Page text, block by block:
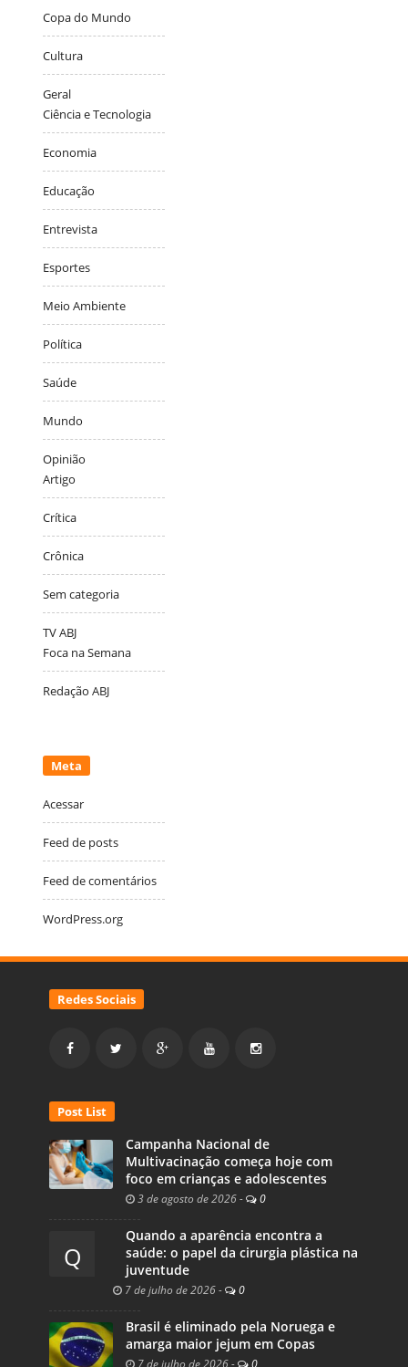
Copa do Mundo
Cultura
Geral
Ciência e Tecnologia
Economia
Educação
Entrevista
Esportes
Meio Ambiente
Política
Saúde
Mundo
Opinião
Artigo
Crítica
Crônica
Sem categoria
TV ABJ
Foca na Semana
Redação ABJ
Meta
Acessar
Feed de posts
Feed de comentários
WordPress.org
Redes Sociais
Post List
Campanha Nacional de
Multivacinação começa hoje com
foco em crianças e adolescentes
3 de agosto de 2026 - 0
Q
Quando a aparência encontra a
saúde: o papel da cirurgia plástica na
juventude
7 de julho de 2026 - 0
Brasil é eliminado pela Noruega e
amarga maior jejum em Copas
7 de julho de 2026 - 0